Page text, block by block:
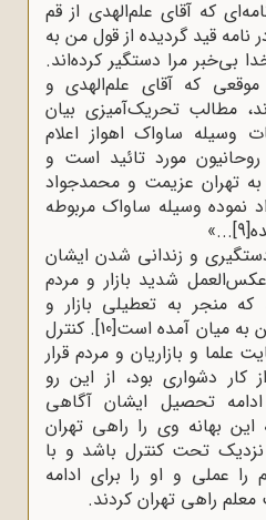
که آقای علم‌الهدی از قم
نامه قید گردیده از قول من به
بی‌خبر مرا دستگیر کرده‌اند.
که آقای علم‌الهدی و
مطالب تحریک‌آمیزی بیان
وسیله ساواک اهواز اعلام
مورد تائید است و
تهران عزیمت و محمدجواد
نموده وسیله ساواک مربوطه
«...[9]
و زندانی شدن ایشان
شدید بازار و مردم
منجر به تعطیلی بازار و
به میان آمده است
.[10] کنترل
علما و بازاریان و مردم قرار
کار دشواری بود، از این رو
تحصیل ایشان آگاهی
این بهانه وی را راهی تهران
نزدیک تحت کنترل باشد و با
را عملی و او را برای ادامه
راهی تهران کردند.